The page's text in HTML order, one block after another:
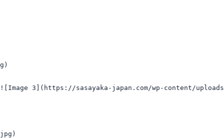
3](https://sasayaka-japan.com/wp-content/